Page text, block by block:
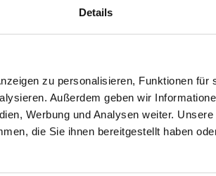
Details
zu personalisieren, Funktionen für
Außerdem geben wir
Werbung und Analysen weiter.
die Sie ihnen bereitgestellt haben